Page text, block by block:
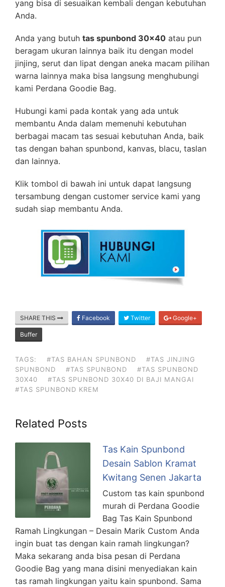
yang bisa di sesuaikan kembali dengan kebutuhan
Anda.
Anda yang butuh tas spunbond 30×40 atau pun
beragam ukuran lainnya baik itu dengan model
jinjing, serut dan lipat dengan aneka macam pilihan
warna lainnya maka bisa langsung menghubungi
kami Perdana Goodie Bag.
Hubungi kami pada kontak yang ada untuk
membantu Anda dalam memenuhi kebutuhan
berbagai macam tas sesuai kebutuhan Anda, baik
tas dengan bahan spunbond, kanvas, blacu, taslan
dan lainnya.
Klik tombol di bawah ini untuk dapat langsung
tersambung dengan customer service kami yang
sudah siap membantu Anda.
SHARE THIS Facebook Twitter Google+
Buffer
TAGS: #TAS BAHAN SPUNBOND
#TAS JINJING
SPUNBOND
#TAS SPUNBOND
#TAS SPUNBOND
30X40
#TAS SPUNBOND 30X40 DI BAJI MANGAI
#TAS SPUNBOND KREM
Related Posts
Tas Kain Spunbond
Desain Sablon Kramat
Kwitang Senen Jakarta
Custom tas kain spunbond
murah di Perdana Goodie
Bag Tas Kain Spunbond
Ramah Lingkungan – Desain Marik Custom Anda
ingin buat tas dengan kain ramah lingkungan?
Maka sekarang anda bisa pesan di Perdana
Goodie Bag yang mana disini menyediakan kain
tas ramah lingkungan yaitu kain spunbond. Sama